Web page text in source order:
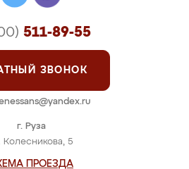
г. Руза
Колесникова, 5
ПРОЕЗДА
511-89-55
ЗВОНОК